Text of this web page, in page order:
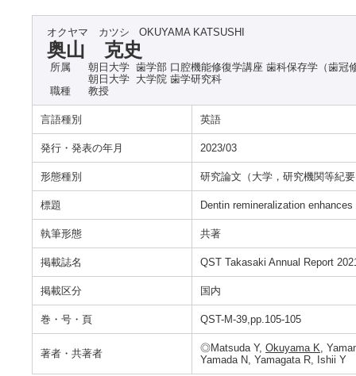
オクヤマ カツシ OKUYAMA KATSUSHI
奥山 克史
所属
朝日大学 歯学部 口腔機能修復学講座 歯科保存学（歯冠
朝日大学 大学院 歯学研究科
職種
教授
言語種別 英語
発行・発表の年月 2023/03
形態種別 研究論文（大学，研究機関等紀
標題 Dentin remineralization
執筆形態 共著
掲載誌名 QST Takasaki Annual Report
掲載区分 国内
巻・号・頁 QST-M-39,pp.105-105
著者・共著者 ◎Matsuda Y, Okuyama K,
Yamada N, Yamagata R, Ishii Y